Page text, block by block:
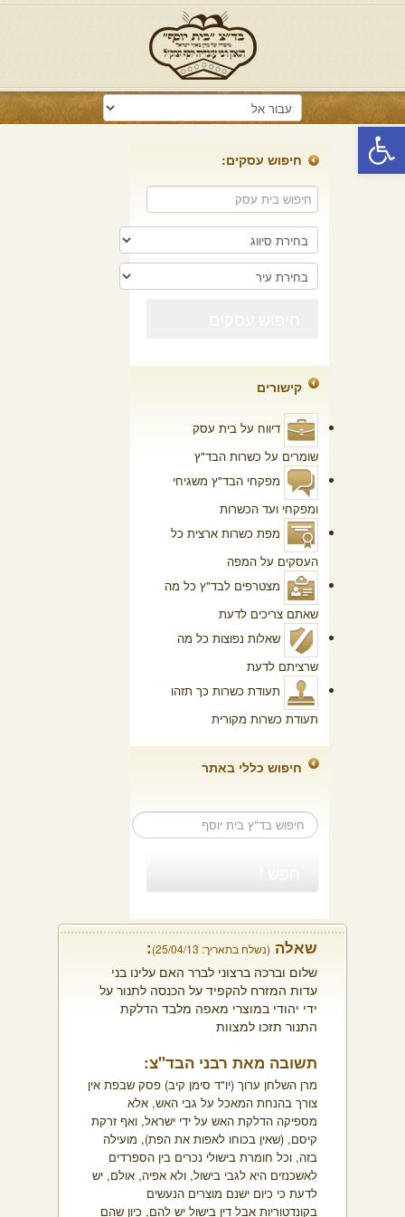
פתח סרגל נגישות
חיפוש עסקים:
קישורים
דיווח על בית עסק
שומרים על כשרות הבד"ץ
מפקחי הבד"ץ משגיחי
ומפקחי ועד הכשרות
מפת כשרות ארצית כל
העסקים על המפה
מצטרפים לבד"ץ כל מה
שאתם צריכים לדעת
שאלות נפוצות כל מה
שרציתם לדעת
תעודת כשרות כך תזהו
תעודת כשרות מקורית
חיפוש כללי באתר
שאלה (נשלח בתאריך: 25/04/13) :
שלום וברכה ברצוני לברר האם עלינו בני
עדות המזרח להקפיד על הכנסה לתנור על
ידי יהודי במוצרי מאפה מלבד הדלקת
התנור תזכו למצוות
תשובה מאת רבני הבד"צ:
מרן השלחן ערוך (יו"ד סימן קיב) פסק שבפת אין
צורך בהנחת המאכל על גבי האש, אלא
מספיקה הדלקת האש על ידי ישראל, ואף זרקת
קיסם, (שאין בכוחו לאפות את הפת), מועילה
בזה, וכל חומרת בישולי נכרים בין הספרדים
לאשכנזים היא לגבי בישול, ולא אפיה, אולם, יש
לדעת כי כיום ישנם מוצרים הנעשים
בקונדטוריות אבל דין בישול יש להם, כיון שהם